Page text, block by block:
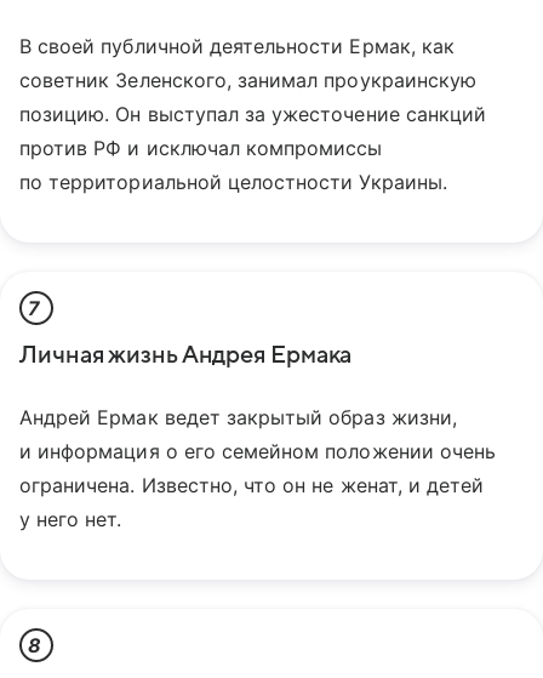
В своей публичной деятельности Ермак, как
советник Зеленского, занимал проукраинскую
позицию. Он выступал за ужесточение санкций
против РФ и исключал компромиссы
по территориальной целостности Украины.
7
Личная жизнь Андрея Ермака
Андрей Ермак ведет закрытый образ жизни,
и информация о его семейном положении очень
ограничена. Известно, что он не женат, и детей
у него нет.
8